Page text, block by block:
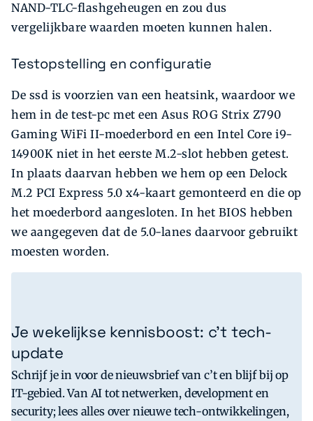
NAND-TLC-flashgeheugen en zou dus
vergelijkbare waarden moeten kunnen halen.
Testopstelling en configuratie
De ssd is voorzien van een heatsink, waardoor we
hem in de test-pc met een Asus ROG Strix Z790
Gaming WiFi II-moederbord en een Intel Core i9-
14900K niet in het eerste M.2-slot hebben getest.
In plaats daarvan hebben we hem op een Delock
M.2 PCI Express 5.0 x4-kaart gemonteerd en die op
het moederbord aangesloten. In het BIOS hebben
we aangegeven dat de 5.0-lanes daarvoor gebruikt
moesten worden.
Je wekelijkse kennisboost: c’t tech-
update
Schrijf je in voor de nieuwsbrief van c’t en blijf bij op
IT-gebied. Van AI tot netwerken, development en
security; lees alles over nieuwe tech-ontwikkelingen,